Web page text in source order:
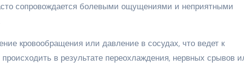
сопровождается болевыми ощущениями и неприятными
кровообращения или давление в сосудах, что ведет к
в результате переохлаждения, нервных срывов